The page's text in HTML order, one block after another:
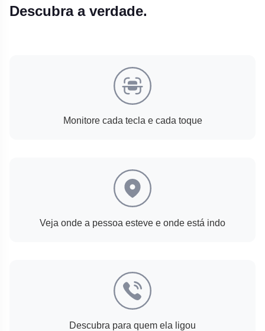
Descubra a verdade.
Monitore cada tecla e cada toque
Veja onde a pessoa esteve e onde está indo
Descubra para quem ela ligou